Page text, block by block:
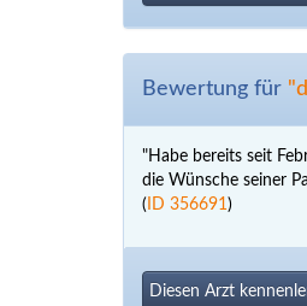
Bewertung für
"Habe bereits seit
die Wünsche seiner
( ID 356691)
Diesen Arzt